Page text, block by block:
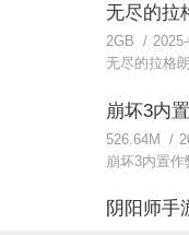
无尽的拉
2GB / 2025-
崩坏3内
526.64M /
阴阳师手